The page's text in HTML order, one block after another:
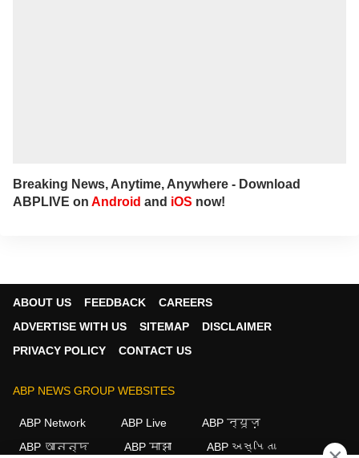
Breaking News, Anytime, Anywhere - Download
ABPLIVE on Android and iOS now!
ABOUT US FEEDBACK
CAREERS
ADVERTISE WITH US
SITEMAP
DISCLAIMER
PRIVACY POLICY
CONTACT US
ABP NEWS GROUP WEBSITES
ABP Network ABP Live
ABP न्यूज़
ABP আনন্দ
ABP माझा ABP અસ્મિતા